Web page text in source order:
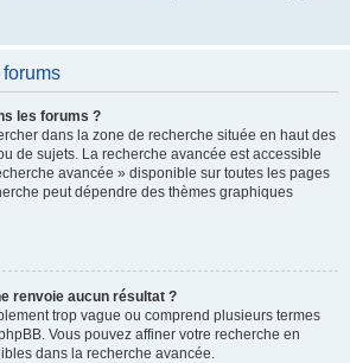
les forums ?
dans la zone de recherche située en haut des
de sujets. La recherche avancée est accessible
avancée » disponible sur toutes les pages
peut dépendre des thèmes graphiques
renvoie aucun résultat ?
trop vague ou comprend plusieurs termes
Vous pouvez affiner votre recherche en
dans la recherche avancée.